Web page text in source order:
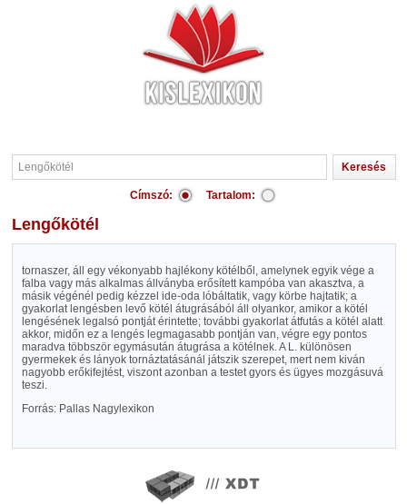
Címszó: Tartalom:
Lengőkötél
tornaszer, áll egy vékonyabb hajlékony kötélből, amelynek egyik vége a
falba vagy más alkalmas állványba erősített kampóba van akasztva, a
másik végénél pedig kézzel ide-oda lóbáltatik, vagy körbe hajtatik; a
gyakorlat lengésben levő kötél átugrásából áll olyankor, amikor a kötél
lengésének legalsó pontját érintette; további gyakorlat átfutás a kötél alatt
akkor, midőn ez a lengés legmagasabb pontján van, végre egy pontos
maradva többször egymásután átugrása a kötélnek. A L. különösen
gyermekek és lányok tornáztatásánál játszik szerepet, mert nem kiván
nagyobb erőkifejtést, viszont azonban a testet gyors és ügyes mozgásuvá
teszi.
Forrás: Pallas Nagylexikon